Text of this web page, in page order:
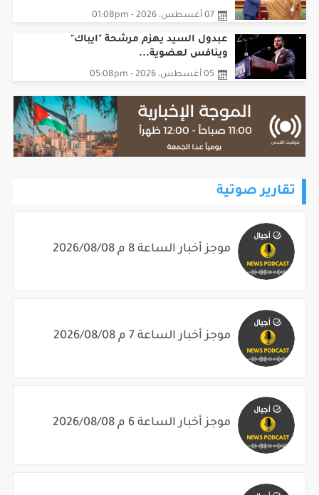
07 أغسطس، 2026 - 01:08pm
عبدول السيد يهزم مرشحة "ايباك"
وينافس لعضوية...
05 أغسطس، 2026 - 05:08pm
تقارير صوتية
موجز أخبار الساعة 8 م 2026/08/08
موجز أخبار الساعة 7 م 2026/08/08
موجز أخبار الساعة 6 م 2026/08/08